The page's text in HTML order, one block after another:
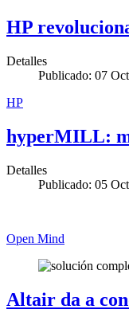
HP
Detalles
Publicado: 07
HP
hyperMILL:
Detalles
Publicado: 05
Open Mind
Altair da a